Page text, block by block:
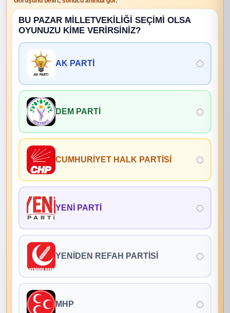
BU PAZAR MİLLETVEKİLİĞİ SEÇİMİ OLSA
OYUNUZU KİME VERİRSİNİZ?
AK PARTİ
DEM PARTİ
CUMHURİYET HALK PARTİSİ
YENİ PARTİ
YENİDEN REFAH PARTİSİ
MHP